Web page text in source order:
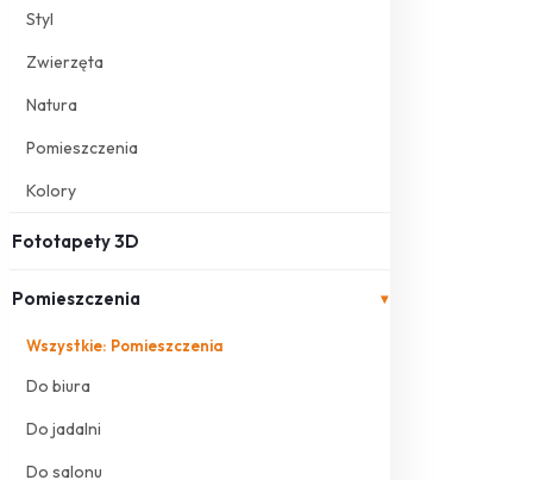
Styl
Zwierzęta
Natura
Pomieszczenia
Kolory
Fototapety 3D
Pomieszczenia ▾
Wszystkie: Pomieszczenia
Do biura
Do jadalni
Do salonu